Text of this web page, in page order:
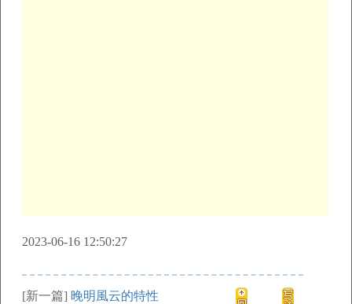
2023-06-16 12:50:27
[新一篇] 晚明風云的特性